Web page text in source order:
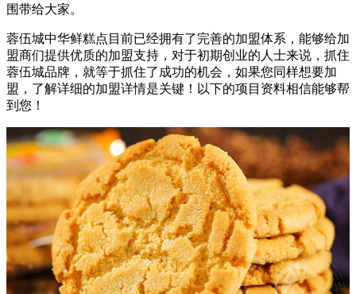
围带给大家。
蓉伍城中华鲜糕点目前已经拥有了完善的加盟体系，能够给加
盟商们提供优质的加盟支持，对于初期创业的人士来说，抓住
蓉伍城品牌，就等于抓住了成功的机会，如果您同样想要加
盟，了解详细的加盟详情是关键！以下的项目资料相信能够帮
到您！